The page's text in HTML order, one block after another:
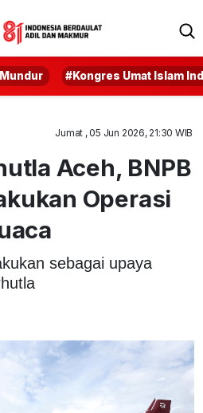
#Kongres Umat Islam
Jumat , 05 Jun 2026, 21:30 WIB
Aceh, BNPB
Operasi
sebagai upaya